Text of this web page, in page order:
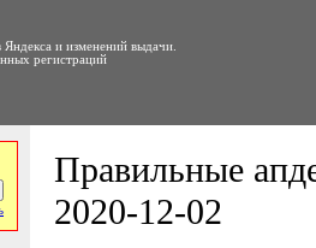
и изменений выдачи.
регистраций
Правильные
2020-12-02